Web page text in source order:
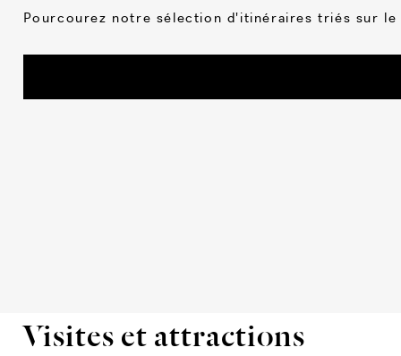
Pourcourez notre sélection d'itinéraires triés sur le
Visites et attractions